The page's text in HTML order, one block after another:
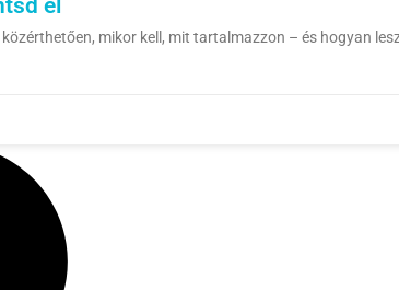
mikor kell, mit tartalmazzon – és hogyan